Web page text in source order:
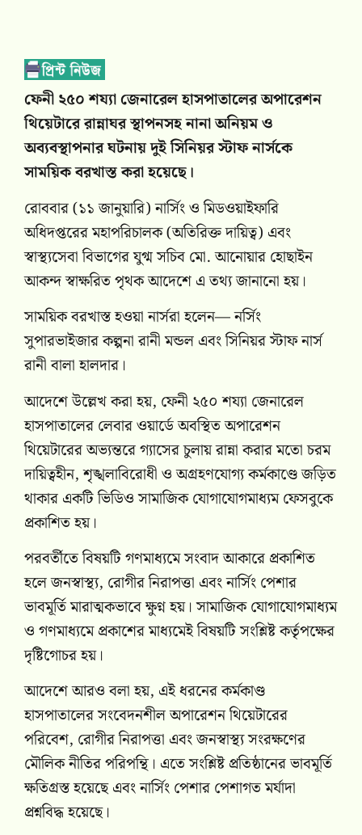
ফেনী ২৫০ শয্যা জেনারেল হাসপাতালের অপারেশন
থিয়েটারে রান্নাঘর স্থাপনসহ নানা অনিয়ম ও
অব্যবস্থাপনার ঘটনায় দুই সিনিয়র স্টাফ নার্সকে
সাময়িক বরখাস্ত করা হয়েছে।
রোববার (১১ জানুয়ারি) নার্সিং ও মিডওয়াইফারি
অধিদপ্তরের মহাপরিচালক (অতিরিক্ত দায়িত্ব) এবং
স্বাস্থ্যসেবা বিভাগের যুগ্ম সচিব মো. আনোয়ার হোছাইন
আকন্দ স্বাক্ষরিত পৃথক আদেশে এ তথ্য জানানো হয়।
সাময়িক বরখাস্ত হওয়া নার্সরা হলেন— নর্সিং
সুপারভাইজার কল্পনা রানী মন্ডল এবং সিনিয়র স্টাফ নার্স
রানী বালা হালদার।
আদেশে উল্লেখ করা হয়, ফেনী ২৫০ শয্যা জেনারেল
হাসপাতালের লেবার ওয়ার্ডে অবস্থিত অপারেশন
থিয়েটারের অভ্যন্তরে গ্যাসের চুলায় রান্না করার মতো চরম
দায়িত্বহীন, শৃঙ্খলাবিরোধী ও অগ্রহণযোগ্য কর্মকাণ্ডে জড়িত
থাকার একটি ভিডিও সামাজিক যোগাযোগমাধ্যম ফেসবুকে
প্রকাশিত হয়।
পরবর্তীতে বিষয়টি গণমাধ্যমে সংবাদ আকারে প্রকাশিত
হলে জনস্বাস্থ্য, রোগীর নিরাপত্তা এবং নার্সিং পেশার
ভাবমূর্তি মারাত্মকভাবে ক্ষুণ্ন হয়। সামাজিক যোগাযোগমাধ্যম
ও গণমাধ্যমে প্রকাশের মাধ্যমেই বিষয়টি সংশ্লিষ্ট কর্তৃপক্ষের
দৃষ্টিগোচর হয়।
আদেশে আরও বলা হয়, এই ধরনের কর্মকাণ্ড
হাসপাতালের সংবেদনশীল অপারেশন থিয়েটারের
পরিবেশ, রোগীর নিরাপত্তা এবং জনস্বাস্থ্য সংরক্ষণের
মৌলিক নীতির পরিপন্থি। এতে সংশ্লিষ্ট প্রতিষ্ঠানের ভাবমূর্তি
ক্ষতিগ্রস্ত হয়েছে এবং নার্সিং পেশার পেশাগত মর্যাদা
প্রশ্নবিদ্ধ হয়েছে।